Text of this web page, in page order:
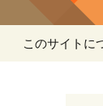
このサイトに